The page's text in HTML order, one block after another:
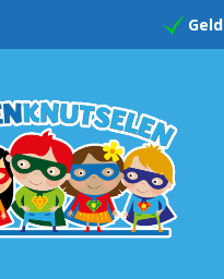
Geld